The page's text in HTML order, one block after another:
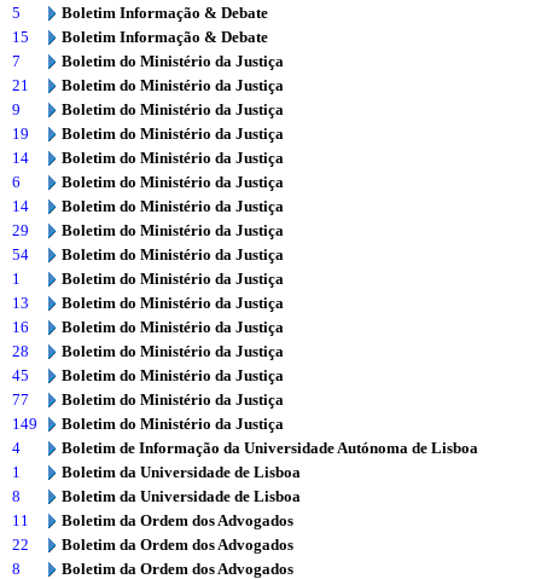
5
Boletim Informação & Debate
15
Boletim Informação & Debate
7
Boletim do Ministério da Justiça
21
Boletim do Ministério da Justiça
9
Boletim do Ministério da Justiça
19
Boletim do Ministério da Justiça
14
Boletim do Ministério da Justiça
6
Boletim do Ministério da Justiça
14
Boletim do Ministério da Justiça
29
Boletim do Ministério da Justiça
54
Boletim do Ministério da Justiça
1
Boletim do Ministério da Justiça
13
Boletim do Ministério da Justiça
16
Boletim do Ministério da Justiça
28
Boletim do Ministério da Justiça
45
Boletim do Ministério da Justiça
77
Boletim do Ministério da Justiça
149
Boletim do Ministério da Justiça
4
Boletim de Informação da Universidade Autónoma de Lisboa
1
Boletim da Universidade de Lisboa
8
Boletim da Universidade de Lisboa
11
Boletim da Ordem dos Advogados
22
Boletim da Ordem dos Advogados
8
Boletim da Ordem dos Advogados